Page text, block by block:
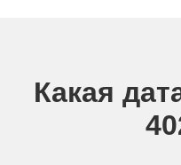
Какая